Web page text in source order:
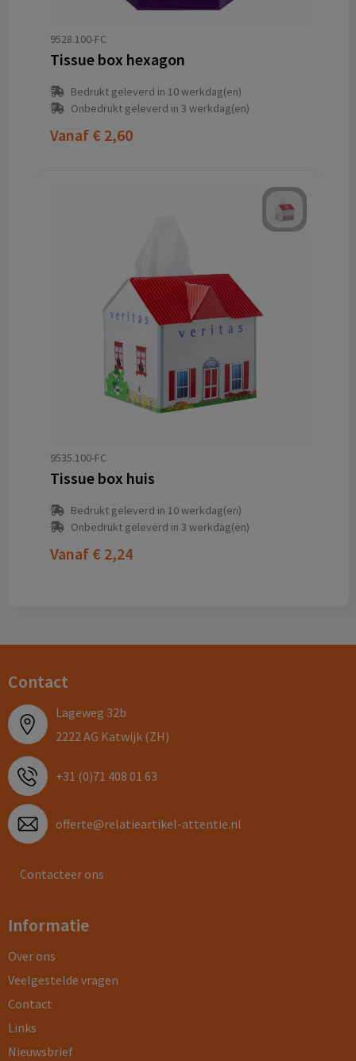
9528.100-FC
Tissue box hexagon
Bedrukt geleverd in 10 werkdag(en)
Onbedrukt geleverd in 3 werkdag(en)
Vanaf € 2,60
9535.100-FC
Tissue box huis
Bedrukt geleverd in 10 werkdag(en)
Onbedrukt geleverd in 3 werkdag(en)
Vanaf € 2,24
Contact
Lageweg 32b
2222 AG Katwijk (ZH)
+31 (0)71 408 01 63
offerte@relatieartikel-attentie.nl
Contacteer ons
Informatie
Over ons
Veelgestelde vragen
Contact
Links
Nieuwsbrief